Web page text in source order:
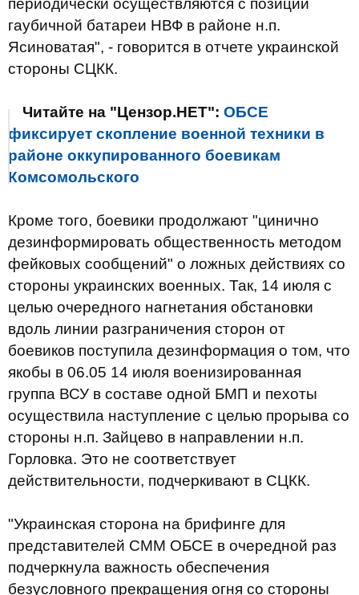
периодически осуществляются с позиций
гаубичной батареи НВФ в районе н.п.
Ясиноватая", - говорится в отчете украинской
стороны СЦКК.
Читайте на "Цензор.НЕТ": ОБСЕ
фиксирует скопление военной техники в
районе оккупированного боевикам
Комсомольского
Кроме того, боевики продолжают "цинично
дезинформировать общественность методом
фейковых сообщений" о ложных действиях со
стороны украинских военных. Так, 14 июля с
целью очередного нагнетания обстановки
вдоль линии разграничения сторон от
боевиков поступила дезинформация о том, что
якобы в 06.05 14 июля военизированная
группа ВСУ в составе одной БМП и пехоты
осуществила наступление с целью прорыва со
стороны н.п. Зайцево в направлении н.п.
Горловка. Это не соответствует
действительности, подчеркивают в СЦКК.
"Украинская сторона на брифинге для
представителей СММ ОБСЕ в очередной раз
подчеркнула важность обеспечения
безусловного прекращения огня со стороны